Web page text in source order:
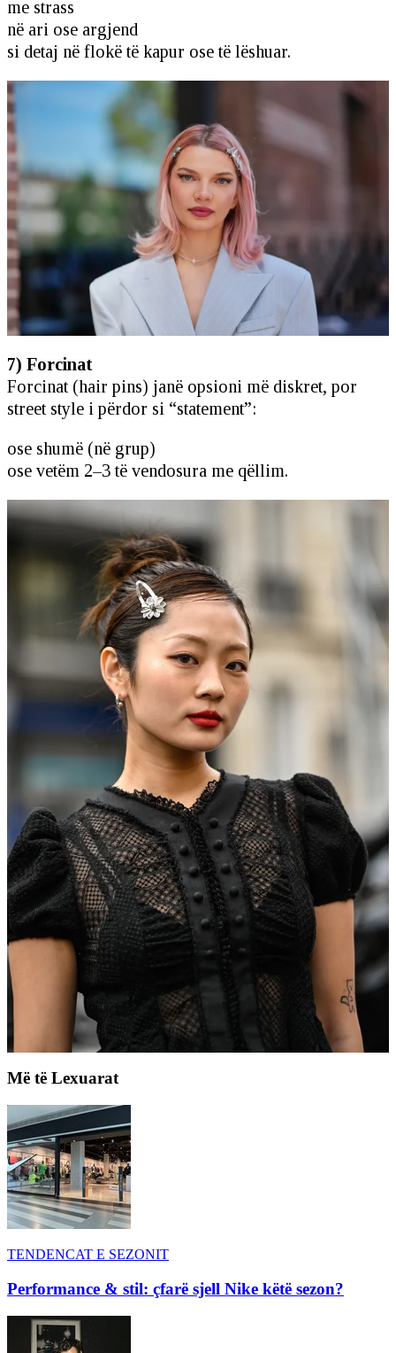
me strass
në ari ose argjend
si detaj në flokë të kapur ose të lëshuar.
7) Forcinat
Forcinat (hair pins) janë opsioni më diskret, por
street style i përdor si “statement”:
ose shumë (në grup)
ose vetëm 2–3 të vendosura me qëllim.
Më të Lexuarat
TENDENCAT E SEZONIT
Performance & stil: çfarë sjell Nike këtë sezon?